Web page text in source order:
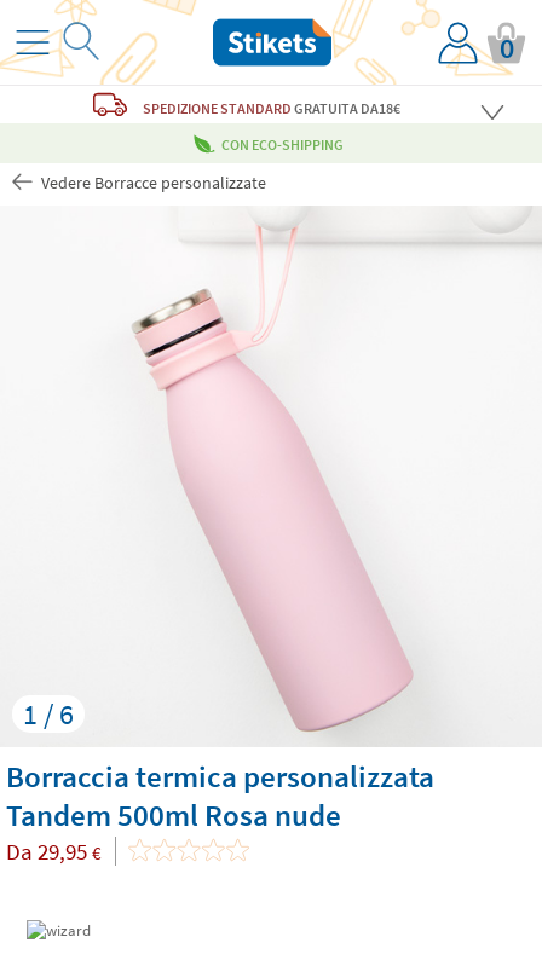
0
SPEDIZIONE STANDARD GRATUITADA18€
CON ECO-SHIPPING
Vedere Borracce personalizzate
1 / 6
Borraccia termica personalizzata
Tandem 500ml Rosa nude
Da 29,95 €